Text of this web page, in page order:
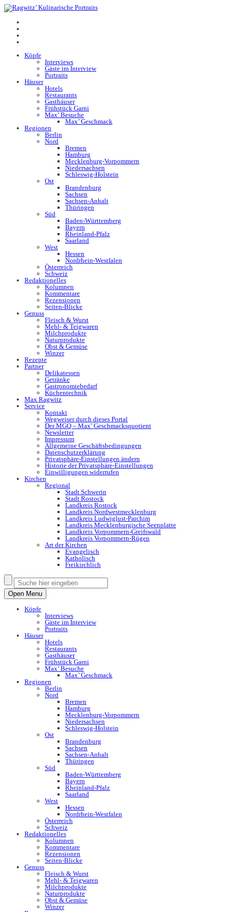
Köpfe
Interviews
Gäste im Interview
Portraits
Häuser
Hotels
Restaurants
Gasthäuser
Frühstück Garni
Max’ Besuche
Max’ Geschmack
Regionen
Berlin
Nord
Bremen
Hamburg
Mecklenburg-Vorpommern
Niedersachsen
Schleswig-Holstein
Ost
Brandenburg
Sachsen
Sachsen-Anhalt
Thüringen
Süd
Baden-Württemberg
Bayern
Rheinland-Pfalz
Saarland
West
Hessen
Nordrhein-Westfalen
Österreich
Schweiz
Redaktionelles
Kolumnen
Kommentare
Rezensionen
Seiten-Blicke
Genuss
Fleisch & Wurst
Mehl- & Teigwaren
Milchprodukte
Naturprodukte
Obst & Gemüse
Winzer
Rezepte
Partner
Delikatessen
Getränke
Gastronomiebedarf
Küchentechnik
Max Ragwitz
Service
Kontakt
Wegweiser durch dieses Portal
Der MGQ – Max’ Geschmacksquotient
Newsletter
Impressum
Allgemeine Geschäftsbedingungen
Datenschutzerklärung
Privatsphäre-Einstellungen ändern
Historie der Privatsphäre-Einstellungen
Einwilligungen widerrufen
Kirchen
Regional
Stadt Schwerin
Stadt Rostock
Landkreis Rostock
Landkreis Nordwestmecklenburg
Landkreis Ludwiglust-Parchim
Landkreis Mecklenburgische Seenplatte
Landkreis Vorpommern-Greifswald
Landkreis Vorpommern-Rügen
Art der Kirchen
Evangelisch
Katholisch
Freikirchlich
Open Menu
Köpfe
Interviews
Gäste im Interview
Portraits
Häuser
Hotels
Restaurants
Gasthäuser
Frühstück Garni
Max’ Besuche
Max’ Geschmack
Regionen
Berlin
Nord
Bremen
Hamburg
Mecklenburg-Vorpommern
Niedersachsen
Schleswig-Holstein
Ost
Brandenburg
Sachsen
Sachsen-Anhalt
Thüringen
Süd
Baden-Württemberg
Bayern
Rheinland-Pfalz
Saarland
West
Hessen
Nordrhein-Westfalen
Österreich
Schweiz
Redaktionelles
Kolumnen
Kommentare
Rezensionen
Seiten-Blicke
Genuss
Fleisch & Wurst
Mehl- & Teigwaren
Milchprodukte
Naturprodukte
Obst & Gemüse
Winzer